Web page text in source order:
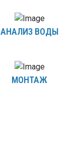
АНАЛИЗ ВОДЫ
МОНТАЖ